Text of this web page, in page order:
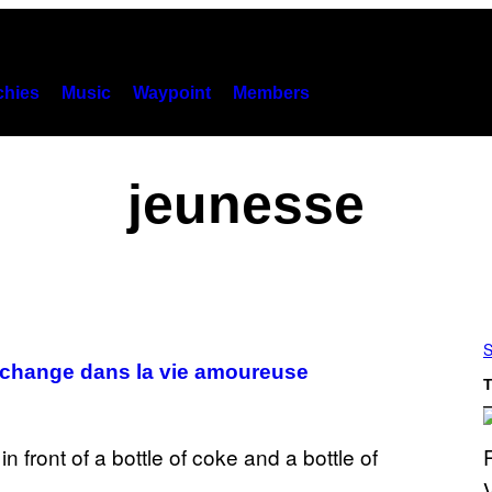
Music Waypoint Members
jeunesse
dans la vie amoureuse